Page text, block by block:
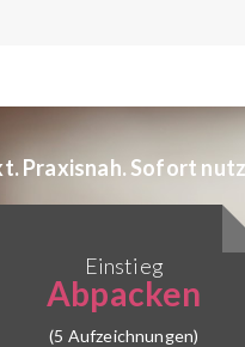
Praxisnah. Sofort
Einstieg
Abpacken
(5 Aufzeichnungen)